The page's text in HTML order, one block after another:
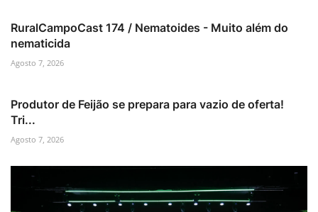
RuralCampoCast 174 / Nematoides - Muito além do
nematicida
Agosto 7, 2026
Produtor de Feijão se prepara para vazio de oferta!
Tri...
Agosto 7, 2026